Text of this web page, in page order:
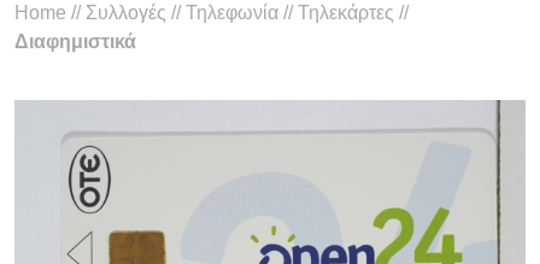
Home // Συλλογές //Τηλεφωνία //Τηλεκάρτες //
Διαφημιστικά